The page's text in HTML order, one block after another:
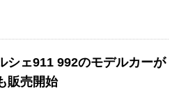
シェ911 992のモデルカーが
販売開始